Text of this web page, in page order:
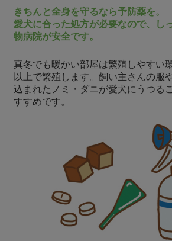
きちんと全身を守るなら予防薬を。
愛犬に合った処方が必要なので、し
物病院が安全です。
真冬でも暖かい部屋は繁殖しやすい
以上で繁殖します。飼い主さんの服
込まれたノミ・ダニが愛犬にうつる
すすめです。